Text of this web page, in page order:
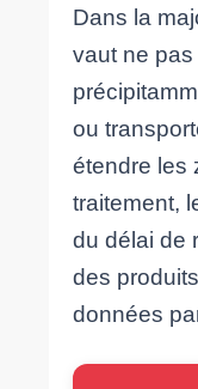
Dans la
vaut ne
ou
étendre les
traitement,
du délai de
des
données